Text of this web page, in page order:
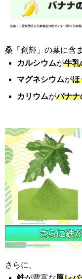
桑「創輝」の葉に含
カルシウムが牛乳
マグネシウムがほ
カリウムがバナナ
さらに、